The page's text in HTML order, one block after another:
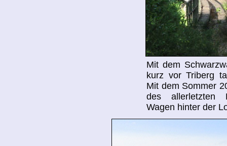
Mit dem
kurz vor Triberg
Mit dem Sommer
des allerletzten
Wagen hinter der